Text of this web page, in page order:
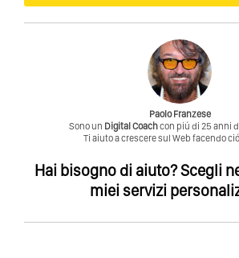
Paolo Franzese
Sono un Digital Coachcon piú di 25 anni
Ti aiuto a crescere sul Web facendo
Hai bisogno di aiuto?Scegli
miei servizi